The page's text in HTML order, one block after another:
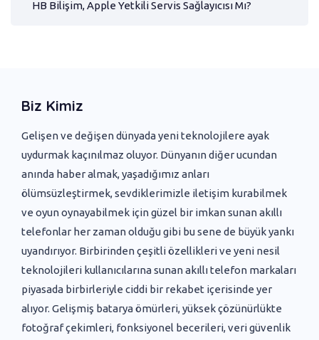
HB Bilişim, Apple Yetkili Servis Sağlayıcısı Mı?
Biz Kimiz
Gelişen ve değişen dünyada yeni ‌teknolojilere ayak
uydurmak kaçınılmaz oluyor. Dünyanın diğer ucundan
anında haber almak, yaşadığımız anları
ölümsüzleştirmek, sevdiklerimizle iletişim kurabilmek
ve oyun oynayabilmek için güzel bir imkan sunan akıllı
telefonlar her zaman olduğu gibi bu sene de büyük yankı
uyandırıyor. Birbirinden çeşitli özellikleri ve yeni nesil
teknolojileri kullanıcılarına sunan akıllı telefon markaları
piyasada birbirleriyle ciddi bir rekabet içerisinde yer
alıyor. Gelişmiş batarya ömürleri, yüksek çözünürlükte
fotoğraf çekimleri, fonksiyonel becerileri, veri güvenlik